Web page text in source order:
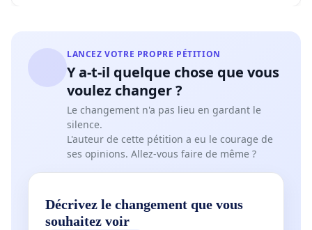
LANCEZ VOTRE PROPRE PÉTITION
Y a-t-il quelque chose que vous
voulez changer ?
Le changement n'a pas lieu en gardant le
silence.
L'auteur de cette pétition a eu le courage de
ses opinions. Allez-vous faire de même ?
Décrivez le changement que vous
souhaitez voir